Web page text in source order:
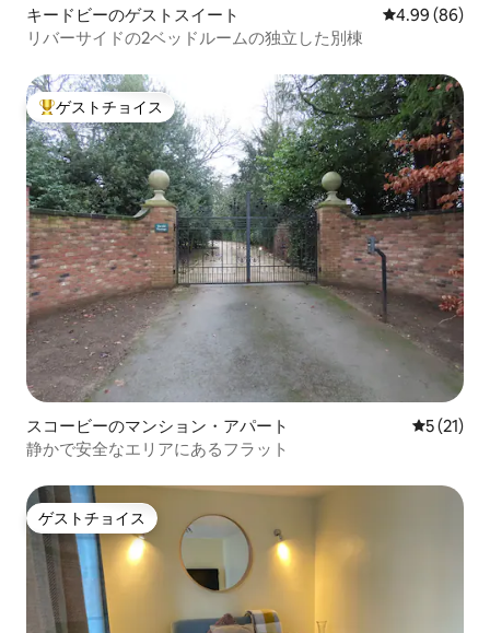
キードビーのゲストスイート レビュー86件
4.99 (86)
リバーサイドの2ベッドルームの独立した別棟
大好評のゲストチョイスです。
ゲストチョイス
スコービーのマンション・アパート レビュー
5 (21)
静かで安全なエリアにあるフラット
ゲストチョイス
ゲストチョイス